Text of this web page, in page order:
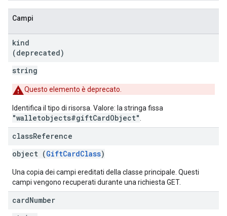
Campi
kind
(deprecated)
string
Questo elemento è deprecato.
Identifica il tipo di risorsa. Valore: la stringa fissa
"walletobjects#giftCardObject"
classReference
object (GiftCardClass)
Una copia dei campi ereditati della classe principale. Questi
campi vengono recuperati durante una richiesta GET.
cardNumber